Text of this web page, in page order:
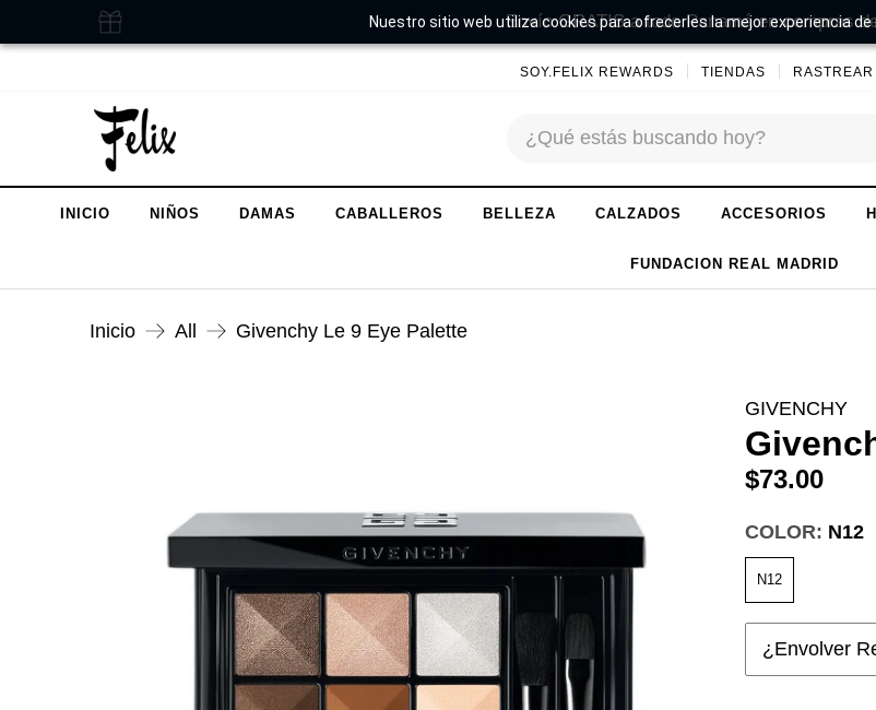
Nuestro sitio web utiliza cookies para ofrecerles la mejor experiencia de
Envío GRATIS a todo Panamá en compras
SOY.FELIX REWARDS TIENDAS
INICIO NIÑOS DAMAS CABALLEROS BELLEZA CALZADOS ACCESORIOS
FUNDACION REAL MADRID
Inicio All Givenchy Le 9 Eye Palette
GIVENCHY
$73.00
COLOR: N12
N12
¿Envolver